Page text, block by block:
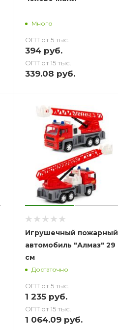
Много
ОПТ от 5 тыс.
394руб.
ОПТ от 15 тыс.
339.08 руб.
Игрушечный пожарный
автомобиль "Алмаз" 29
см
Достаточно
ОПТ от 5 тыс.
1 235руб.
ОПТ от 15 тыс.
1 064.09руб.